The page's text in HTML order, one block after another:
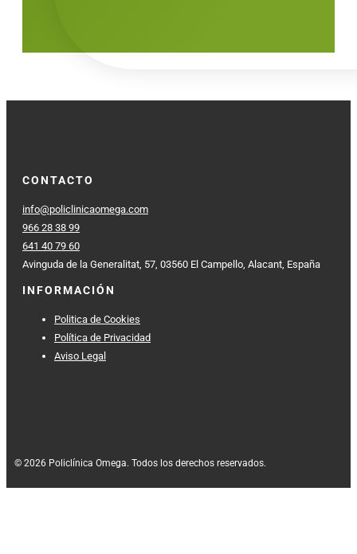
CONTACTO
info@policlinicaomega.com
966 28 38 99
641 40 79 60
Avinguda de la Generalitat, 57, 03560 El Campello, Alacant, España
INFORMACIÓN
Politica de Cookies
Política de Privacidad
Aviso Legal
© 2026 Policlínica Omega. Todos los derechos reservados.